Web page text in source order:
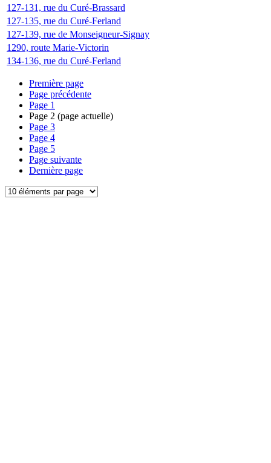
127-131, rue du Curé-Brassard
127-135, rue du Curé-Ferland
127-139, rue de Monseigneur-Signay
1290, route Marie-Victorin
134-136, rue du Curé-Ferland
Première page
Page précédente
Page 1
Page 2 (page actuelle)
Page 3
Page 4
Page 5
Page suivante
Dernière page